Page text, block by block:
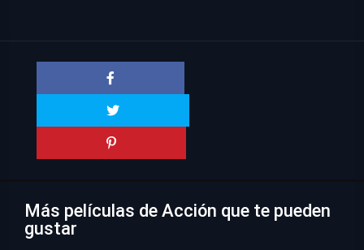
Más películas de Acción que te pueden
gustar